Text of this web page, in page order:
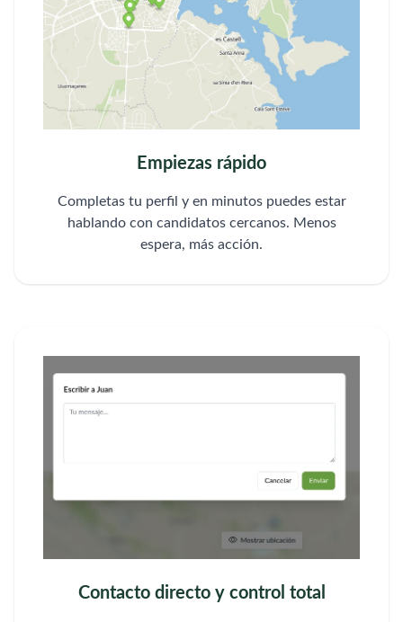
Empiezas rápido
Completas tu perfil y en minutos puedes estar
hablando con candidatos cercanos. Menos
espera, más acción.
Contacto directo y control total